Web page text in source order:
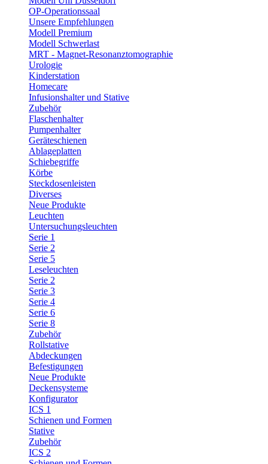
OP-Operationssaal
Unsere Empfehlungen
Modell Premium
Modell Schwerlast
MRT - Magnet-Resonanztomographie
Urologie
Kinderstation
Homecare
Infusionshalter und Stative
Zubehör
Flaschenhalter
Pumpenhalter
Geräteschienen
Ablageplatten
Schiebegriffe
Körbe
Steckdosenleisten
Diverses
Neue Produkte
Leuchten
Untersuchungsleuchten
Serie 1
Serie 2
Serie 5
Leseleuchten
Serie 2
Serie 3
Serie 4
Serie 6
Serie 8
Zubehör
Rollstative
Abdeckungen
Befestigungen
Neue Produkte
Deckensysteme
Konfigurator
ICS 1
Schienen und Formen
Stative
Zubehör
ICS 2